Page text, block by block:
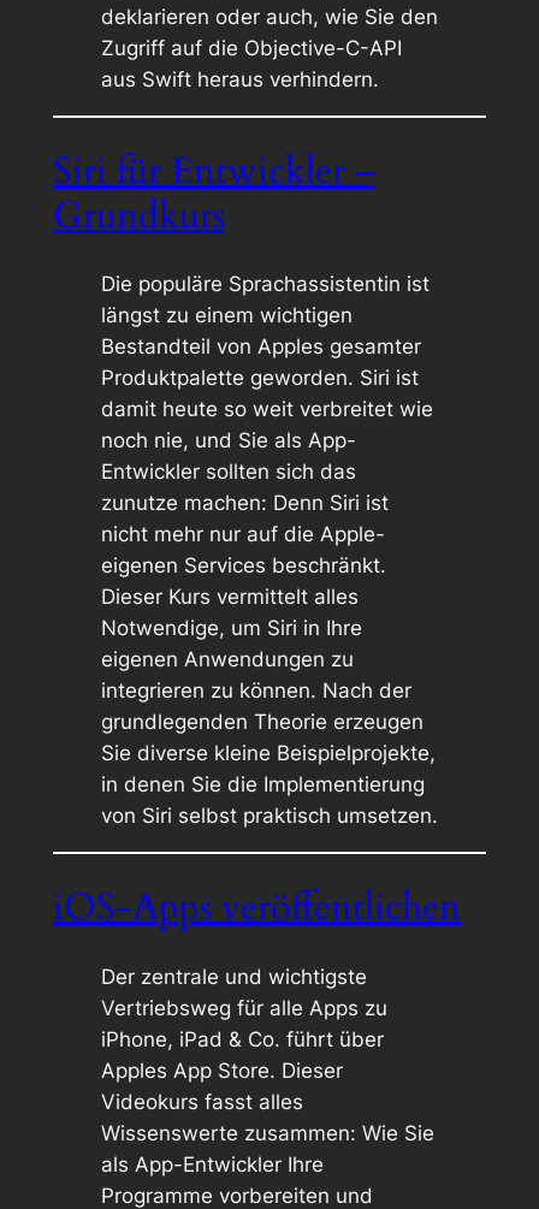
deklarieren oder auch, wie Sie den
Zugriff auf die Objective-C-API
aus Swift heraus verhindern.
Siri für Entwickler –
Grundkurs
Die populäre Sprachassistentin ist
längst zu einem wichtigen
Bestandteil von Apples gesamter
Produktpalette geworden. Siri ist
damit heute so weit verbreitet wie
noch nie, und Sie als App-
Entwickler sollten sich das
zunutze machen: Denn Siri ist
nicht mehr nur auf die Apple-
eigenen Services beschränkt.
Dieser Kurs vermittelt alles
Notwendige, um Siri in Ihre
eigenen Anwendungen zu
integrieren zu können. Nach der
grundlegenden Theorie erzeugen
Sie diverse kleine Beispielprojekte,
in denen Sie die Implementierung
von Siri selbst praktisch umsetzen.
iOS-Apps veröffentlichen
Der zentrale und wichtigste
Vertriebsweg für alle Apps zu
iPhone, iPad & Co. führt über
Apples App Store. Dieser
Videokurs fasst alles
Wissenswerte zusammen: Wie Sie
als App-Entwickler Ihre
Programme vorbereiten und